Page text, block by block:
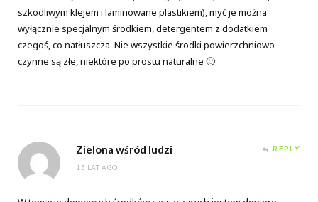
szkodliwym klejem i laminowane plastikiem), myć je można
wyłącznie specjalnym środkiem, detergentem z dodatkiem
czegoś, co natłuszcza. Nie wszystkie środki powierzchniowo
czynne są złe, niektóre po prostu naturalne 🙂
Zielona wśród ludzi
15 LAT AGO
REPLY